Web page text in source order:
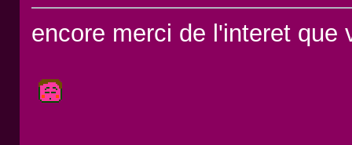
encore merci de l'interet que